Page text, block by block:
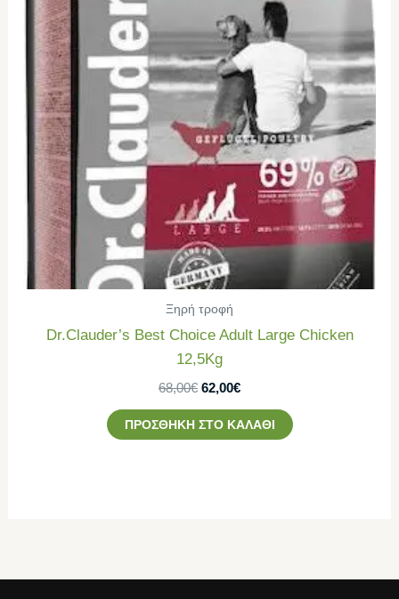
Ξηρή τροφή
Dr.Clauder’s Best Choice Adult Large Chicken
12,5Kg
68,00€ 62,00€
ΠΡΟΣΘΉΚΗ ΣΤΟ ΚΑΛΆΘΙ